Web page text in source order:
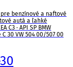
benzínové a naftové
autá a ľahké
C3 · API SP BMW
30 VW 504 00/507 00